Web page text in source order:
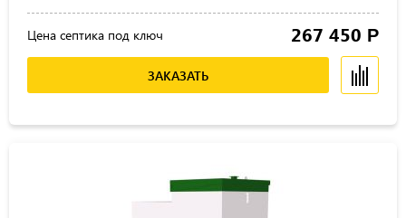
Цена септика под ключ 267 450 Р
ЗАКАЗАТЬ